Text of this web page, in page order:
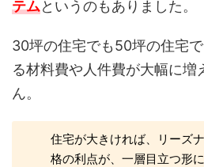
テムというのもありました。
30坪の住宅でも50坪の住宅
る材料費や人件費が大幅に増
ん。
住宅が大きければ、リーズ
格の利点が、一層目立つ形に